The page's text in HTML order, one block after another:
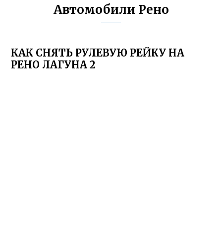
Автомобили Рено
КАК СНЯТЬ РУЛЕВУЮ РЕЙКУ НА
РЕНО ЛАГУНА 2